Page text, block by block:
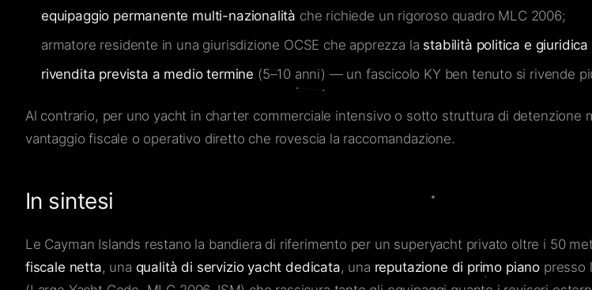
equipaggio permanente multi-nazionalità che richiede un rigoroso quadro MLC 2006;
armatore residente in una giurisdizione OCSE che apprezza la stabilità politica e giuridica
rivendita prevista a medio termine (5–10 anni) — un fascicolo KY ben tenuto si rivende
Al contrario, per uno yacht in charter commerciale intensivo o sotto struttura di detenzione
vantaggio fiscale o operativo diretto che rovescia la raccomandazione.
In sintesi
Le Cayman Islands restano la bandiera di riferimento per un superyacht privato oltre i 50
fiscale netta, una qualità di servizio yacht dedicata, una reputazione di primo piano presso